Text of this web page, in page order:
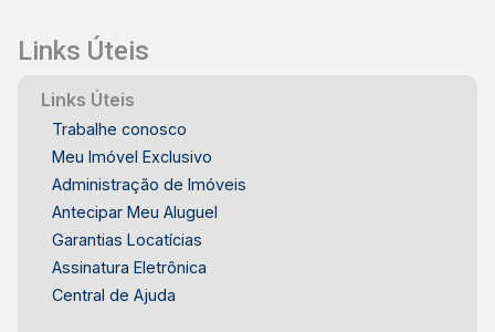
em meio à natureza no condomínio Colinas do
de Imóveis, mais de 37 anos no mercado
imobiliário de Piracicaba. Agende sua visita.
Links Úteis
Links Úteis
Trabalhe conosco
Meu Imóvel Exclusivo
Administração de Imóveis
Antecipar Meu Aluguel
Garantias Locatícias
Assinatura Eletrônica
Central de Ajuda